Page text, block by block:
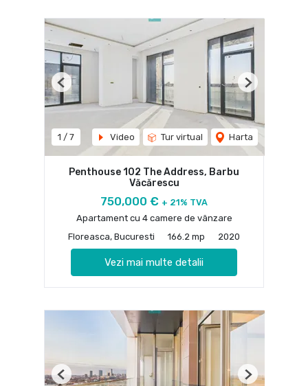
1 / 7 Video Tur virtual Harta
Previous Next
Penthouse 102 The Address, Barbu
Văcărescu
750,000 € + 21% TVA
Apartament cu 4 camere de vânzare
Floreasca, Bucuresti
166.2 mp 2020
Vezi mai multe detalii
Previous Next